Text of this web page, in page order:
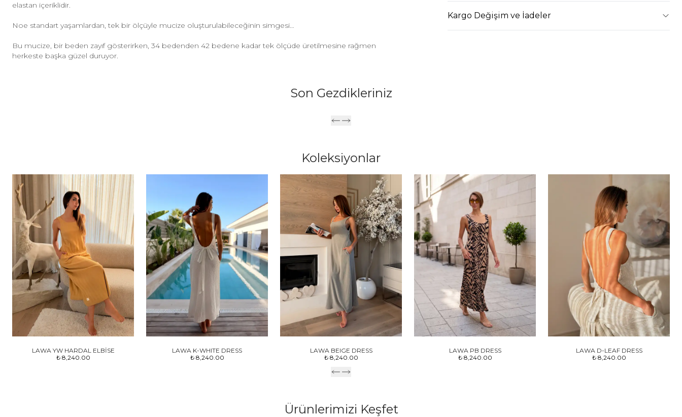
elastan içeriklidir.
Noe standart yaşamlardan, tek bir ölçüyle mucize oluşturulabileceğinin simgesi…
Bu mucize, bir beden zayıf gösterirken, 34 bedenden 42 bedene kadar tek ölçüde üretilmesine rağmen
herkeste başka güzel duruyor.
Kargo Değişim ve İadeler
Son Gezdikleriniz
Koleksiyonlar
LAWA YW HARDAL ELBİSE
₺ 8,240.00
LAWA K-WHITE DRESS
₺ 8,240.00
LAWA BEIGE DRESS
₺ 8,240.00
LAWA PB DRESS
₺ 8,240.00
LAWA D-LEAF DRESS
₺ 8,240.00
Ürünlerimizi Keşfet